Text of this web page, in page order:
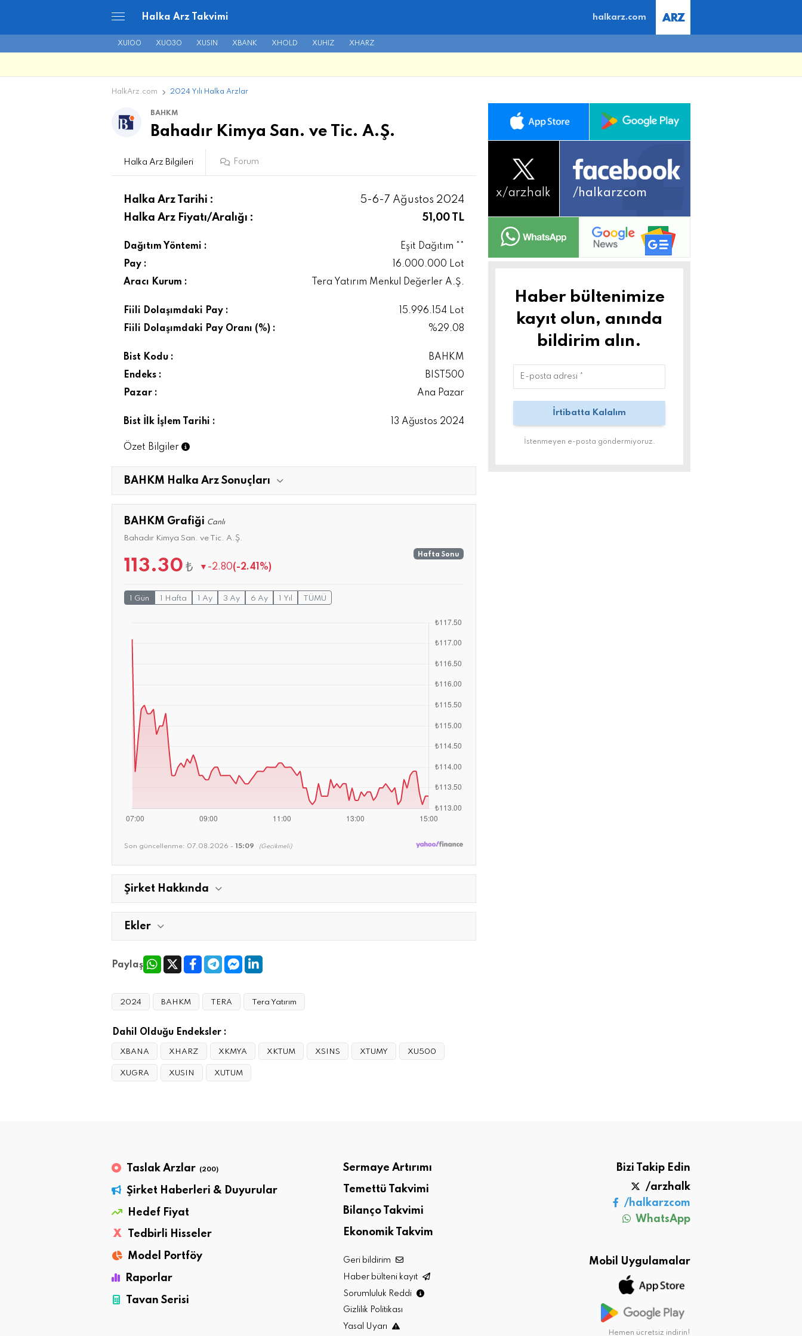
Halka Arz Takvimi halkarz.com
XU100 XU030 XUSIN XBANK XHOLD XUHIZ XHARZ
HalkArz.com 2024 Yılı Halka Arzlar
BAHKM
Bahadır Kimya San. ve Tic. A.Ş.
Halka Arz Bilgileri Forum
Halka Arz Tarihi :
5-6-7 Ağustos 2024
Halka Arz Fiyatı/Aralığı :
51,00 TL
Dağıtım Yöntemi :
Eşit Dağıtım **
Pay :
16.000.000 Lot
Aracı Kurum :
Tera Yatırım Menkul Değerler A.Ş.
Fiili Dolaşımdaki Pay :
15.996.154 Lot
Fiili Dolaşımdaki Pay Oranı (%) :
%29.08
Bist Kodu :
BAHKM
Endeks :
BIST500
Pazar :
Ana Pazar
Bist İlk İşlem Tarihi : 13 Ağustos 2024
Özet Bilgiler
BAHKM Halka Arz Sonuçları
BAHKM Grafiği Canlı
Bahadır Kimya San. ve Tic. A.Ş.
113.30 ₺ ▼ -2.80(-2.41%)
Hafta Sonu
1 Gün 1 Hafta 1 Ay 3 Ay 6 Ay 1 Yıl TÜMÜ
Son güncellenme: 07.08.2026 - 15:09 (Gecikmeli)
Şirket Hakkında
Ekler
Paylaş
2024 BAHKM TERA Tera Yatırım
Dahil Olduğu Endeksler :
XBANA XHARZ XKMYA XKTUM XSINS XTUMY XU500
XUGRA XUSIN XUTUM
x/arzhalk /halkarzcom
Haber bültenimize
kayıt olun, anında
bildirim alın.
İstenmeyen e-posta göndermiyoruz.
Taslak Arzlar (200)
Şirket Haberleri & Duyurular
Hedef Fiyat
X
Tedbirli Hisseler
Model Portföy
Raporlar
Tavan Serisi
Sermaye Artırımı
Temettü Takvimi
Bilanço Takvimi
Ekonomik Takvim
Geri bildirim
Haber bülteni kayıt
Sorumluluk Reddi
Gizlilik Politikası
Yasal Uyarı
Bizi Takip Edin
/arzhalk
/halkarzcom
WhatsApp
Mobil Uygulamalar
Hemen ücretsiz indirin!